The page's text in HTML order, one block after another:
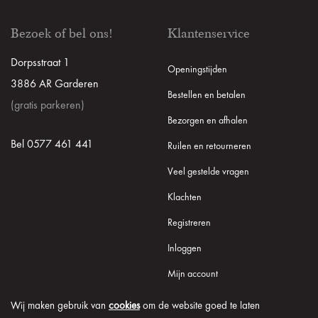
Wij maken gebruik van cookiesom de website goed te laten
Bezoek of bel ons!
Dorpsstraat 1
3886 AR Garderen
(gratis parkeren)
Bel 0577 461 441
Klantenservice
Openingstijden
Bestellen en betalen
Bezorgen en afhalen
Ruilen en retourneren
Veel gestelde vragen
Klachten
Registreren
Inloggen
Mijn account